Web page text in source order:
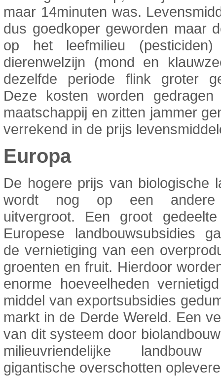
maar 14minuten was.
dus goedkoper geworden maar
op het leefmilieu
dierenwelzijn (mond en
dezelfde periode flink groter
Deze kosten worden
maatschappij en zitten jammer
verrekend in de prijs
Europa
De hogere prijs van biologische
wordt nog op een andere
uitvergroot. Een groot
Europese landbouwsubsidies
de vernietiging van een
groenten en fruit. Hierdoor
enorme hoeveelheden
middel van exportsubsidies
markt in de Derde Wereld. Een
van dit systeem door
milieuvriendelijke
gigantische overschotten